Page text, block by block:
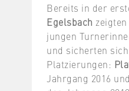
Bereits in der
Egelsbach
jungen
und sicherten
Platzierungen:
Jahrgang 2016 und